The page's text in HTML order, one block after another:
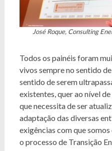
José Roque, Consulting
Todos os painéis foram
vivos sempre no sentido
sentido de serem
existentes, quer ao nível
que necessita de ser
adaptação das diversas
exigências com que
o processo de Transição